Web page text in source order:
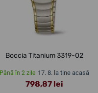
Boccia Titanium 3319-02
Până în 2 zile 17. 8. la tine acasă
798,87 lei